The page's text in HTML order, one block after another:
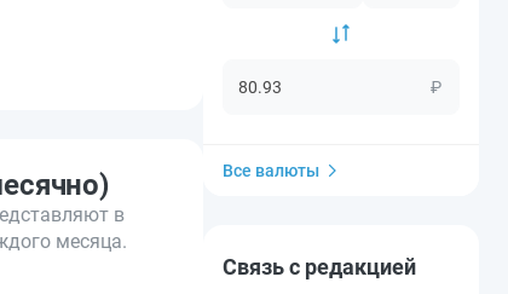
в
месяца.
₽
Все валюты
Связь с редакцией